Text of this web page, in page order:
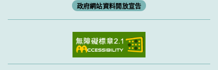
政府網站資料開放宣告